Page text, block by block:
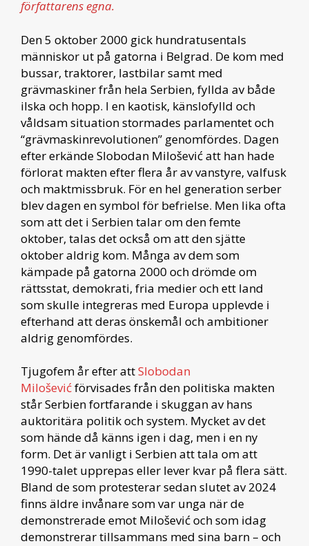
författarens egna.
Den 5 oktober 2000 gick hundratusentals
människor ut på gatorna i Belgrad. De kom med
bussar, traktorer, lastbilar samt med
grävmaskiner från hela Serbien, fyllda av både
ilska och hopp. I en kaotisk, känslofylld och
våldsam situation stormades parlamentet och
“grävmaskinrevolutionen” genomfördes. Dagen
efter erkände Slobodan Milošević att han hade
förlorat makten efter flera år av vanstyre, valfusk
och maktmissbruk. För en hel generation serber
blev dagen en symbol för befrielse. Men lika ofta
som att det i Serbien talar om den femte
oktober, talas det också om att den sjätte
oktober aldrig kom. Många av dem som
kämpade på gatorna 2000 och drömde om
rättsstat, demokrati, fria medier och ett land
som skulle integreras med Europa upplevde i
efterhand att deras önskemål och ambitioner
aldrig genomfördes.
Tjugofem år efter attSlobodan
Miloševićförvisades från den politiska makten
står Serbien fortfarande i skuggan av hans
auktoritära politik och system. Mycket av det
som hände då känns igen i dag, men i en ny
form. Det är vanligt i Serbien att tala om att
1990-talet upprepas eller lever kvar på flera sätt.
Bland de som protesterar sedan slutet av 2024
finns äldre invånare som var unga när de
demonstrerade emot Milošević och som idag
demonstrerar tillsammans med sina barn – och